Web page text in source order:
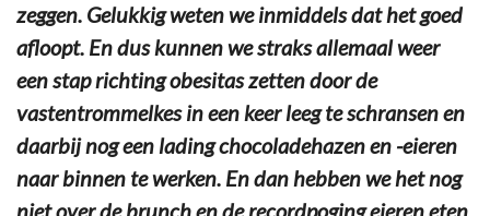
zeggen. Gelukkig weten we inmiddels dat het goed
afloopt. En dus kunnen we straks allemaal weer
een stap richting obesitas zetten door de
vastentrommelkes in een keer leeg te schransen en
daarbij nog een lading chocoladehazen en -eieren
naar binnen te werken. En dan hebben we het nog
niet over de brunch en de recordpoging eieren eten